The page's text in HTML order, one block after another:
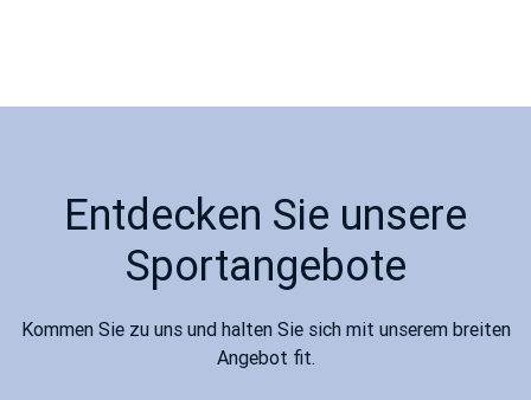
Entdecken Sie unsere
Sportangebote
Kommen Sie zu uns und halten Sie sich mit unserem breiten
Angebot fit.